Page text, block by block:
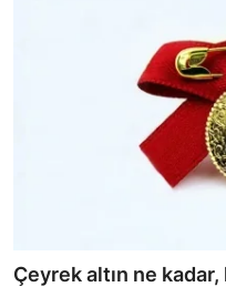
Çeyrek altın ne